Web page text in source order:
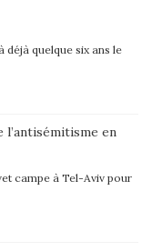
déjà quelque six ans le
l’antisémitisme en
campe à Tel-Aviv pour